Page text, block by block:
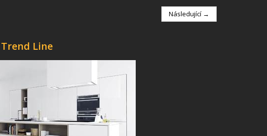
Následující →
Line